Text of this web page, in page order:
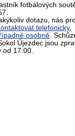
fotbalových
dotazu, nás
telefonicky,
osobně .
Újezdec jsou
od 17:00.